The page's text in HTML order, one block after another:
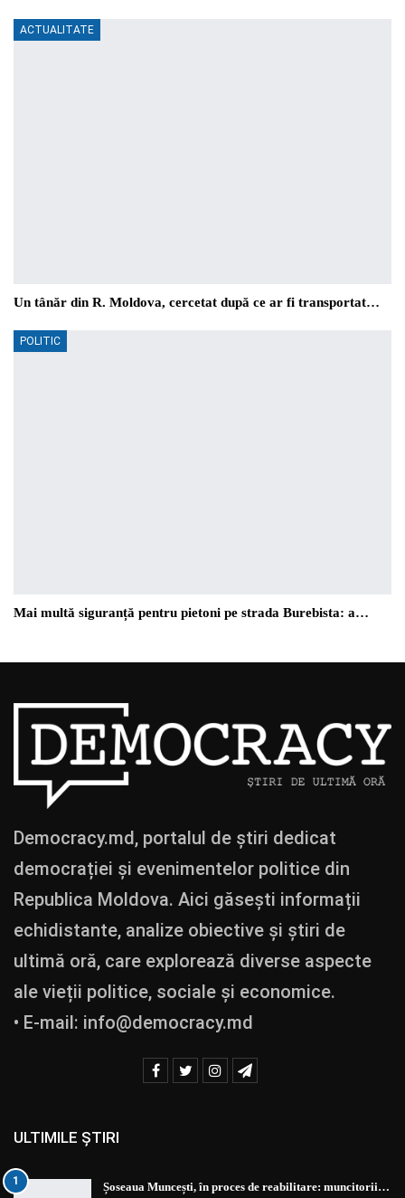
ACTUALITATE
Un tânăr din R. Moldova, cercetat după ce ar fi transportat…
POLITIC
Mai multă siguranță pentru pietoni pe strada Burebista: a…
Democracy.md, portalul de știri dedicat
democrației și evenimentelor politice din
Republica Moldova. Aici găsești informații
echidistante, analize obiective și știri de
ultimă oră, care explorează diverse aspecte
ale vieții politice, sociale și economice.
• E-mail: info@democracy.md
ULTIMILE ȘTIRI
1 Șoseaua Muncești, în proces de reabilitare: muncitorii…